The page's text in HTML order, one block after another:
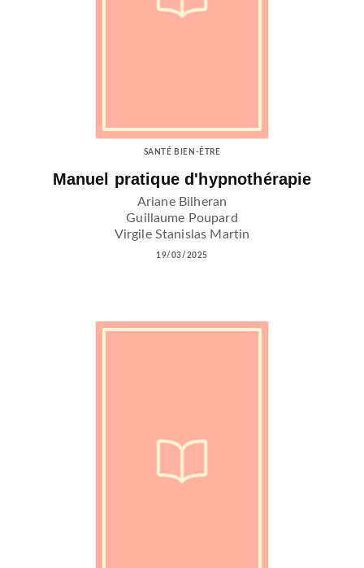
SANTÉ BIEN-ÊTRE
Manuel pratique d'hypnothérapie
Ariane Bilheran
Guillaume Poupard
Virgile Stanislas Martin
19/03/2025